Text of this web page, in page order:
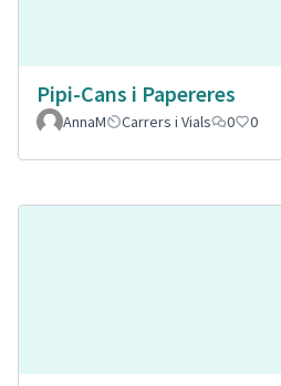
Pipi-Cans i Papereres
AnnaM
Carrers i Vials 0 0